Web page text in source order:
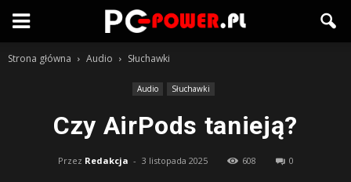
Strona główna Audio Słuchawki
Audio Słuchawki
Czy AirPods tanieją?
Przez Redakcja - 3 listopada 2025 608 0